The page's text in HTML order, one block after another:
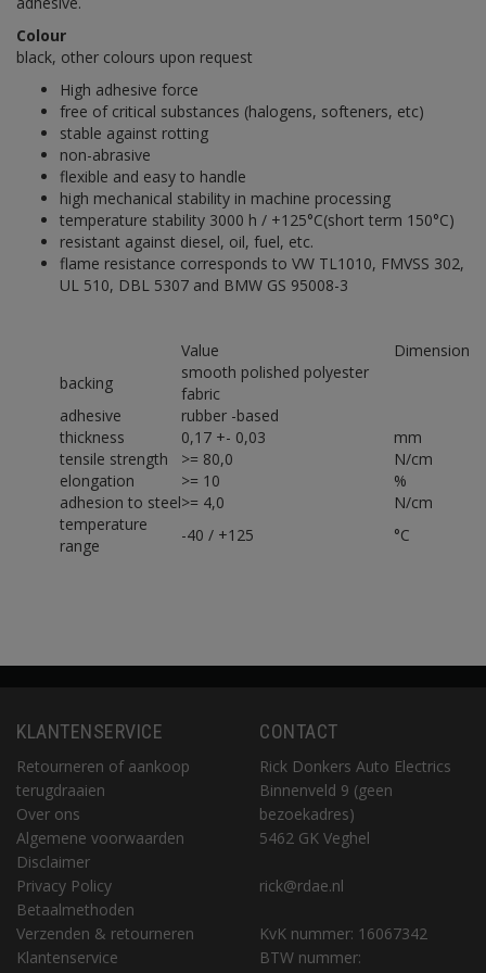
Colour
black, other colours upon request
High adhesive force
free of critical substances (halogens, softeners, etc)
stable against rotting
non-abrasive
flexible and easy to handle
high mechanical stability in machine processing
temperature stability 3000 h / +125°C(short term 150°C)
resistant against diesel, oil, fuel, etc.
flame resistance corresponds to VW TL1010, FMVSS 302,
UL 510, DBL 5307 and BMW GS 95008-3
Value
Dimension
backing
smooth polished polyester
fabric
adhesive
rubber -based
thickness
0,17 +- 0,03
mm
tensile strength
>= 80,0
N/cm
elongation
>= 10
%
adhesion to steel>= 4,0
N/cm
temperature
range
-40 / +125 °C
KLANTENSERVICE
Retourneren of aankoop
terugdraaien
Over ons
Algemene voorwaarden
Disclaimer
Privacy Policy
Betaalmethoden
Verzenden & retourneren
Klantenservice
CONTACT
Rick Donkers Auto Electrics
Binnenveld 9 (geen
bezoekadres)
5462 GK Veghel
rick@rdae.nl
KvK nummer: 16067342
BTW nummer: